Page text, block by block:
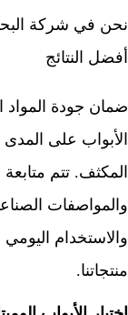
نحن في شركة
أفضل النتائج
ضمان جودة المواد
الأبواب على
المكثف. تتم
والمواصفات
والاستخدام
منتجاتنا.